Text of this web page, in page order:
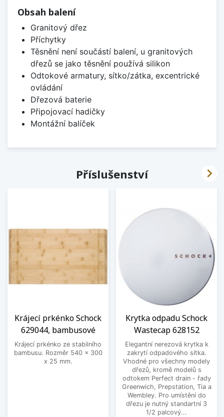
Obsah balení
Granitový dřez
Příchytky
Těsnění není součástí balení, u granitových
dřezů se jako těsnění používá silikon
Odtokové armatury, sítko/zátka, excentrické
ovládání
Dřezová baterie
Připojovací hadičky
Montážní balíček
Příslušenství
Krájecí prkénko Schock
629044, bambusové
Krájecí prkénko ze stabilního
bambusu. Rozměr 540 x 300
x 25 mm.
Krytka odpadu Schock
Wastecap 628152
Elegantní nerezová krytka k
zakrytí odpadového sítka.
Vhodné pro všechny modely
dřezů, kromě modelů s
odtokem Perfect drain - řady
Greenwich, Prepstation, Tia a
Wembley. Pro umístění do
dřezu je nutný standartní 3
1/2 palcový...
